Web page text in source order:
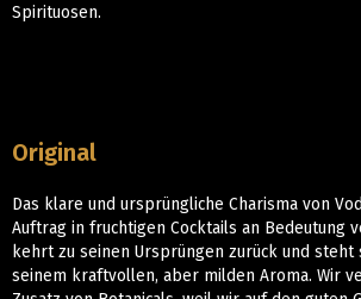
Spirituosen.
Original
Das klare und ursprüngliche Charisma von
Auftrag in fruchtigen Cocktails an Bedeutung
kehrt zu seinen Ursprüngen zurück und
seinem kraftvollen, aber milden Aroma. Wir